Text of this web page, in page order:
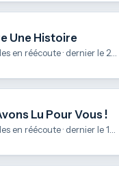
Une Histoire
Lu Pour Vous !